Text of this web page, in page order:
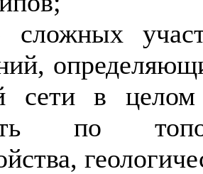
сложных
опреде
сети в
по т
ства,